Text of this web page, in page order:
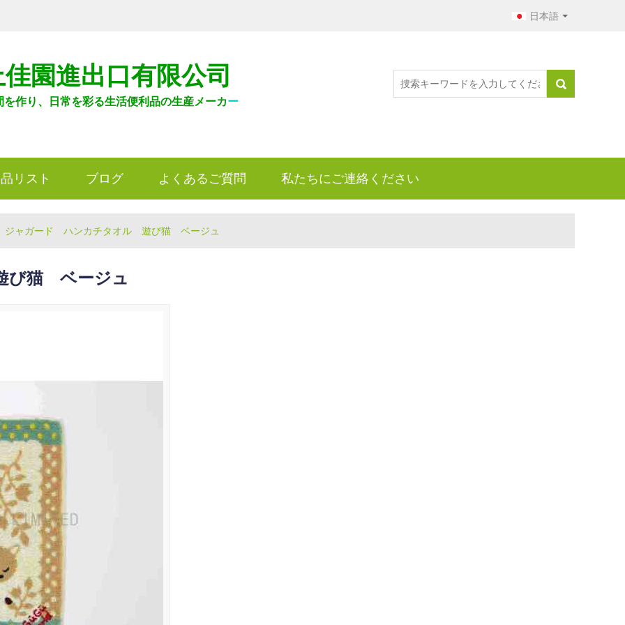
日本語
園進出口有限公司
を作り、日常を彩る生活便利品の生産メーカー
リスト ブログ よくあるご質問 私たちにご連絡ください
ジャガード ハンカチタオル 遊び猫 ベージュ
び猫 ベージュ